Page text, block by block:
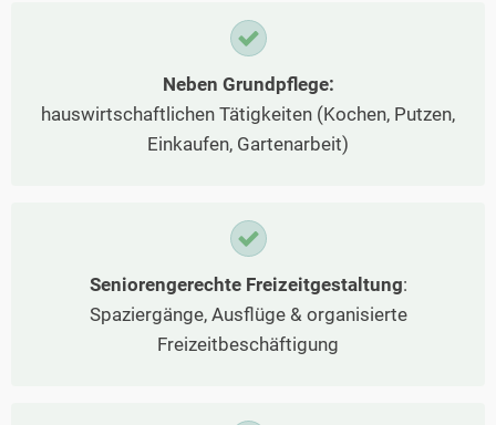
Neben Grundpflege:
hauswirtschaftlichen Tätigkeiten (Kochen, Putzen,
Einkaufen, Gartenarbeit)
Seniorengerechte Freizeitgestaltung:
Spaziergänge, Ausflüge & organisierte
Freizeitbeschäftigung